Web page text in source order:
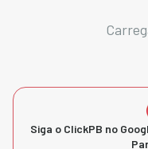
Siga o ClickPB no